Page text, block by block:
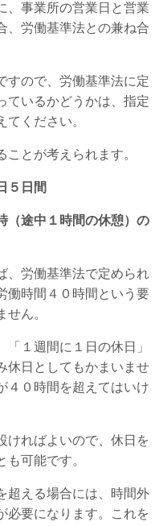
事業所の営業日と営業
、労働基準法との兼ね合
ので、労働基準法に定
ているかどうかは、指定
ください。
とが考えられます。
５日間
途中１時間の休憩）の
労働基準法で定められ
働時間４０時間という要
ん。
１週間に１日の休日」
休日としてもかまいませ
４０時間を超えてはいけ
ればよいので、休日を
も可能です。
える場合には、時間外
必要になります。これを